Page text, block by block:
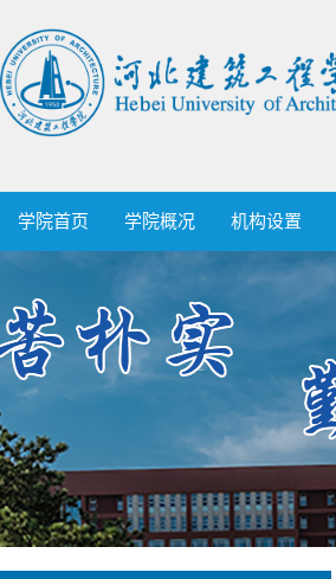
学院首页 学院概况 机构设置